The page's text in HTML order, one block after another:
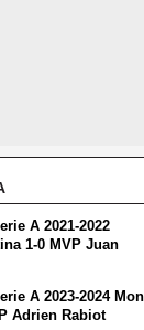
A 2021-2022
1-0 MVP Juan
A 2023-2024
Adrien Rabiot